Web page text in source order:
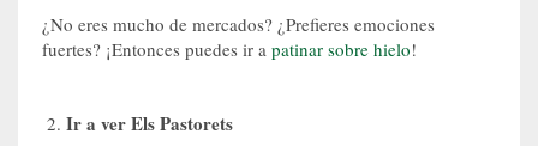
¿No eres mucho de mercados? ¿Prefieres emociones
fuertes? ¡Entonces puedes ir a patinar sobre hielo!
Ir a ver Els Pastorets